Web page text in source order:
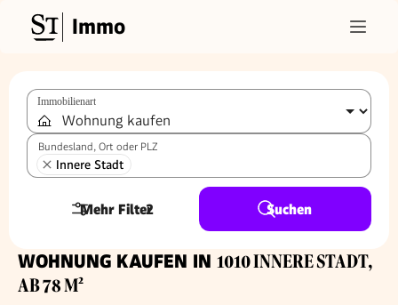
Immo
Immobilienart
Bundesland, Ort oder PLZ
Innere Stadt
Mehr Filter
2 Suchen
WOHNUNG KAUFEN IN 1010 INNERE STADT,
AB 78 M²